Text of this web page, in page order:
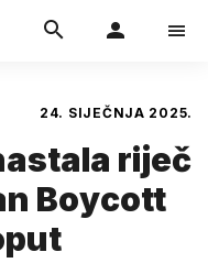
24. SIJEČNJA 2025.
riječ
Boycott